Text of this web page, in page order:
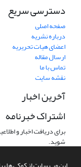
دسترسی سریع
صفحه اصلی
درباره نشریه
اعضای هیات تحریریه
ارسال مقاله
تماس با ما
نقشه سایت
آخرین اخبار
اشتراک خبرنامه
برای دریافت اخبار و
شوید.